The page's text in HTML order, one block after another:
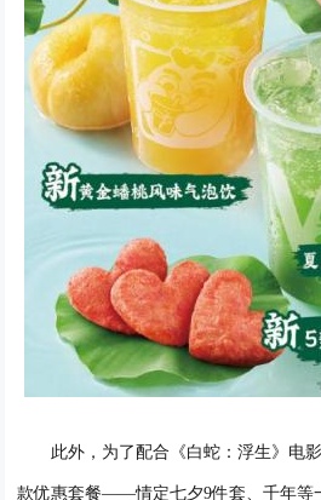
此外，为了配合 《白蛇：浮生》 电
款优惠套餐——情定七夕9件套、千年等